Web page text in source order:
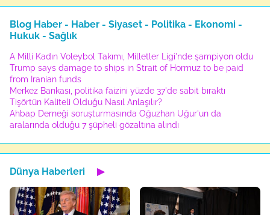
Blog Haber - Haber - Siyaset - Politika - Ekonomi -
Hukuk - Sağlık
A Milli Kadın Voleybol Takımı, Milletler Ligi'nde şampiyon oldu
Trump says damage to ships in Strait of Hormuz to be paid
from Iranian funds
Merkez Bankası, politika faizini yüzde 37'de sabit bıraktı
Tişörtün Kaliteli Olduğu Nasıl Anlaşılır?
Ahbap Derneği soruşturmasında Oğuzhan Uğur'un da
aralarında olduğu 7 şüpheli gözaltına alındı
Dünya Haberleri ▶